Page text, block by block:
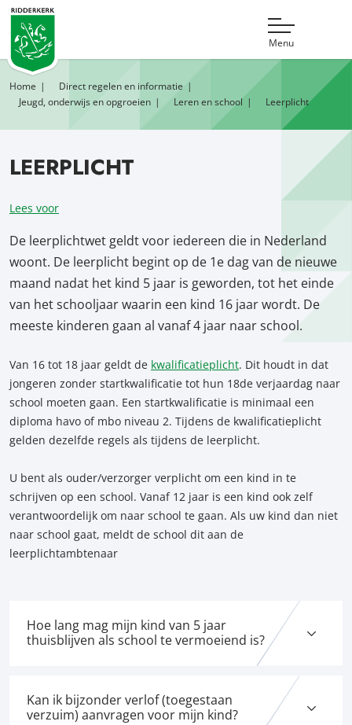
Menu
Home
Direct regelen en informatie
Jeugd, onderwijs en opgroeien
Leren en school Leerplicht
LEERPLICHT
Lees voor
De leerplichtwet geldt voor iedereen die in Nederland
woont. De leerplicht begint op de 1e dag van de nieuwe
maand nadat het kind 5 jaar is geworden, tot het einde
van het schooljaar waarin een kind 16 jaar wordt. De
meeste kinderen gaan al vanaf 4 jaar naar school.
Van 16 tot 18 jaar geldt de kwalificatieplicht. Dit houdt in dat
jongeren zonder startkwalificatie tot hun 18de verjaardag naar
school moeten gaan. Een startkwalificatie is minimaal een
diploma havo of mbo niveau 2. Tijdens de kwalificatieplicht
gelden dezelfde regels als tijdens de leerplicht.
U bent als ouder/verzorger verplicht om een kind in te
schrijven op een school. Vanaf 12 jaar is een kind ook zelf
verantwoordelijk om naar school te gaan. Als uw kind dan niet
naar school gaat, meldt de school dit aan de
leerplichtambtenaar
Hoe lang mag mijn kind van 5 jaar
thuisblijven als school te vermoeiend is?
Kan ik bijzonder verlof (toegestaan
verzuim) aanvragen voor mijn kind?